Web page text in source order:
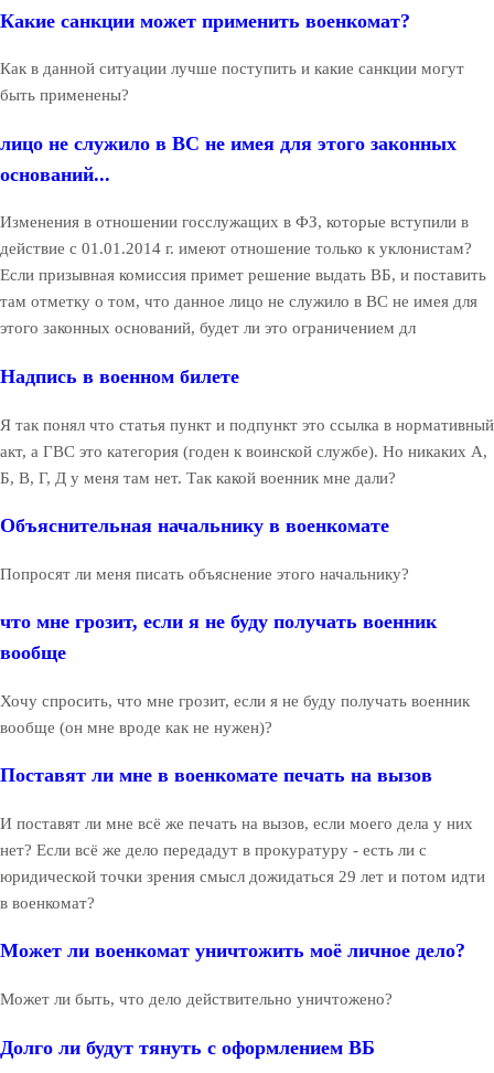
Какие санкции может применить военкомат?
Как в данной ситуации лучше поступить и какие санкции могут
быть применены?
лицо не служило в ВС не имея для этого законных
оснований...
Изменения в отношении госслужащих в ФЗ, которые вступили в
действие с 01.01.2014 г. имеют отношение только к уклонистам?
Если призывная комиссия примет решение выдать ВБ, и поставить
там отметку о том, что данное лицо не служило в ВС не имея для
этого законных оснований, будет ли это ограничением дл
Надпись в военном билете
Я так понял что статья пункт и подпункт это ссылка в нормативный
акт, а ГВС это категория (годен к воинской службе). Но никаких А,
Б, В, Г, Д у меня там нет. Так какой военник мне дали?
Объяснительная начальнику в военкомате
Попросят ли меня писать объяснение этого начальнику?
что мне грозит, если я не буду получать военник
вообще
Хочу спросить, что мне грозит, если я не буду получать военник
вообще (он мне вроде как не нужен)?
Поставят ли мне в военкомате печать на вызов
И поставят ли мне всё же печать на вызов, если моего дела у них
нет? Если всё же дело передадут в прокуратуру - есть ли с
юридической точки зрения смысл дожидаться 29 лет и потом идти
в военкомат?
Может ли военкомат уничтожить моё личное дело?
Может ли быть, что дело действительно уничтожено?
Долго ли будут тянуть с оформлением ВБ